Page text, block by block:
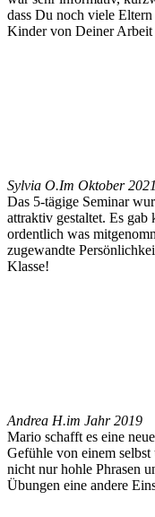
dass Du noch viele
Kinder von Deiner Arbeit
Sylvia O.Im Oktober 2021
Das 5-tägige Seminar
attraktiv gestaltet. Es gab
ordentlich was
zugewandte
Klasse!
Andrea H.im Jahr 2019
Mario schafft es eine
Gefühle von einem
nicht nur hohle Phrasen
Übungen eine andere